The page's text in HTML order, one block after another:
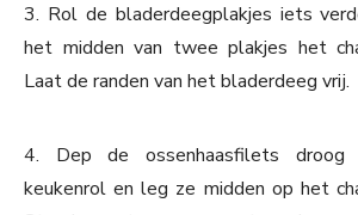
3. Rol de bladerdeegplakjes iets
het midden van twee plakjes het
Laat de randen van het bladerdeeg vrij.
4. Dep de ossenhaasfilets
keukenrol en leg ze midden op het